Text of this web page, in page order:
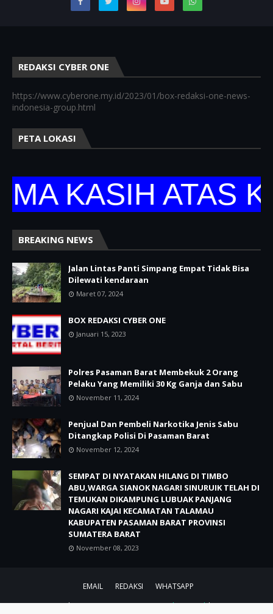
REDAKSI CYBER ONE
https://www.cyberone.my.id/2023/01/box-redaksi-one-news-
indonesia-group.html
PETA LOKASI
ATAS
BREAKING NEWS
Jalan Lintas Panti Simpang Empat Tidak Bisa
Dilewati kendaraan
Maret 07, 2024
BOX REDAKSI CYBER ONE
Januari 15, 2023
Polres Pasaman Barat Membekuk 2 Orang
Pelaku Yang Memiliki 30 Kg Ganja dan Sabu
November 11, 2024
Penjual Dan Pembeli Narkotika Jenis Sabu
Ditangkap Polisi Di Pasaman Barat
November 12, 2024
SEMPAT DI NYATAKAN HILANG DI TIMBO
ABU,WARGA SIANOK NAGARI SINURUIK TELAH DI
TEMUKAN DIKAMPUNG LUBUAK PANJANG
NAGARI KAJAI KECAMATAN TALAMAU
KABUPATEN PASAMAN BARAT PROVINSI
SUMATERA BARAT
November 08, 2023
EMAIL REDAKSI
WHATSAPP
CRAFTED WITH by ZAINAL ABIDIN.BLOGTemplatesYard| DISTRIBUTED